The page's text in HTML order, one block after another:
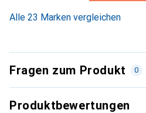
Alle 23 Marken vergleichen
Fragen zum Produkt 0
Produktbewertungen